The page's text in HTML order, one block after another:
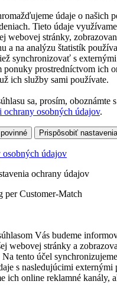
údaje o našich
Tieto údaje
webovej stránky,
a na analýzu štatistík
synchronizovať s
ponuky prostredníctvom ich
ich služby sami používate.
sa, prosím, oboznámte
ochrany osobných údajov.
Prispôsobiť nastavenia
osobných údajov
ochrany údajov
per Customer-Match
Vás budeme
webovej stránky a
tento účel
s nasledujúcimi
ich online reklamné kanály,